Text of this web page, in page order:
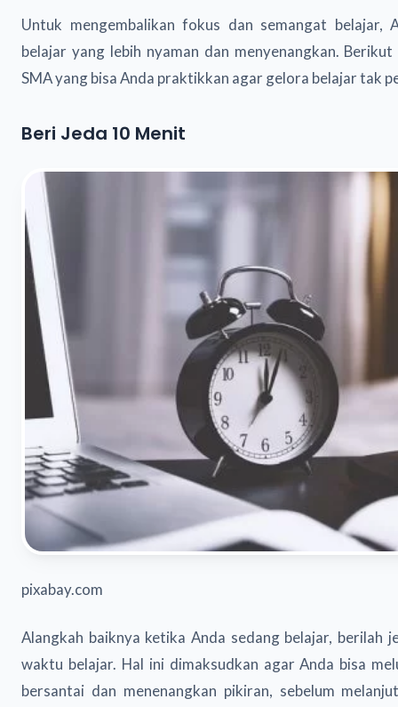
Untuk mengembalikan fokus dan semangat belajar,
belajar yang lebih nyaman dan menyenangkan.
SMA yang bisa Anda praktikkan agar gelora belajar tak
Beri Jeda 10 Menit
pixabay.com
Alangkah baiknya ketika Anda sedang belajar, berilah
waktu belajar. Hal ini dimaksudkan agar Anda bisa
bersantai dan menenangkan pikiran, sebelum